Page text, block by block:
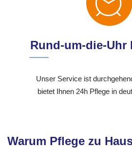
Rund-um-die-Uhr
Unser Service ist
bietet Ihnen 24h Pflege in
Warum Pflege zu